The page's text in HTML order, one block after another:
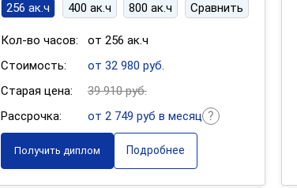
256 ак.ч 400 ак.ч 800 ак.ч Сравнить
Кол-во часов:
от 256 ак.ч
Стоимость:
от 32 980 руб.
Старая цена:
39 910 руб.
Рассрочка:
от 2 749 руб в месяц
Получить диплом Подробнее